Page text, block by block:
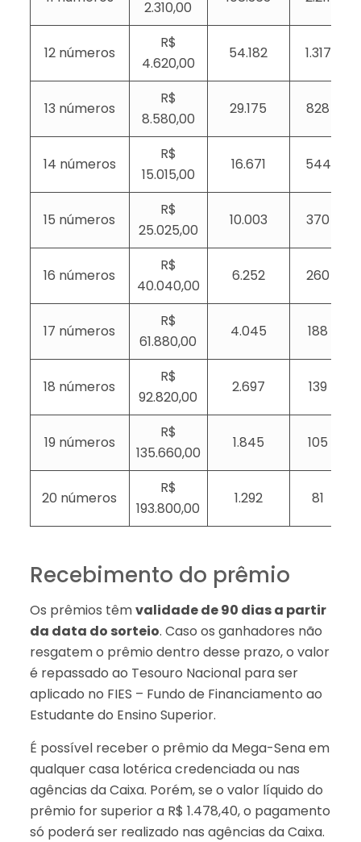
2.310,00
12 números
R$
4.620,00
54.182 1.317
13 números
R$
8.580,00
29.175 828
14 números
R$
15.015,00
16.671 544
15 números
R$
25.025,00
10.003 370
16 números
R$
40.040,00
6.252 260
17 números
R$
61.880,00
4.045 188
18 números
R$
92.820,00
2.697 139
19 números
R$
135.660,00
1.845 105
20 números
R$
193.800,00
1.292 81
Recebimento do prêmio
Os prêmios têmvalidade de 90 dias a partir
da data do sorteio. Caso os ganhadores não
resgatem o prêmio dentro desse prazo, o valor
é repassado ao Tesouro Nacional para ser
aplicado no FIES – Fundo de Financiamento ao
Estudante do Ensino Superior.
É possível receber o prêmio da Mega-Sena em
qualquer casa lotérica credenciada ou nas
agências da Caixa. Porém, se o valor líquido do
prêmio for superior a R$ 1.478,40, o pagamento
só poderá ser realizado nas agências da Caixa.